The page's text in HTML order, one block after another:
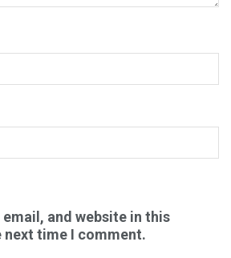
email, and website in this
next time I comment.